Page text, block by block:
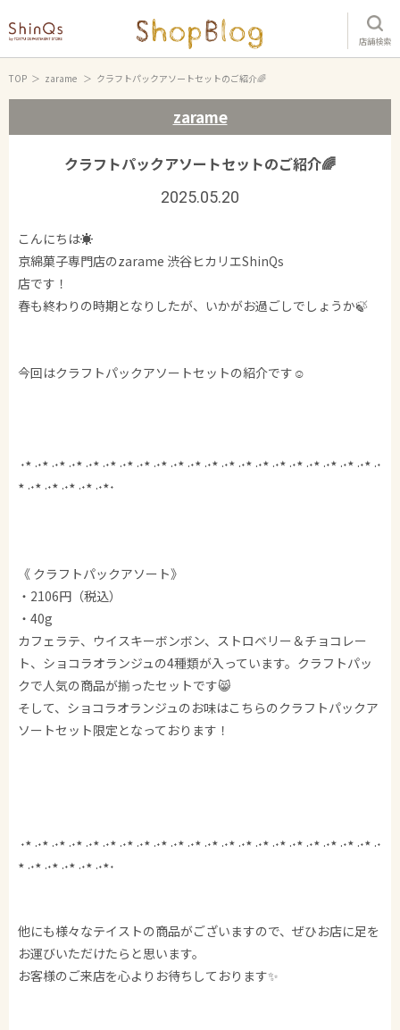
店舗検索
TOP zarame クラフトパックアソートセットのご紹介🌈
zarame
クラフトパックアソートセットのご紹介🌈
2025.05.20
こんにちは☀️
京綿菓子専門店のzarame 渋谷ヒカリエShinQs
店です！
春も終わりの時期となりしたが、いかがお過ごしでしょうか🍃
今回はクラフトパックアソートセットの紹介です☺️
˖٭ .‎˖٭ .‎˖٭ .‎˖٭ .‎˖٭ .‎˖٭ .‎˖٭ .‎˖٭ .‎˖٭ .‎˖٭ .‎˖٭ .‎˖٭ .‎˖٭ .‎˖٭ .‎˖٭ .‎˖٭ .‎˖٭ .‎˖٭ .‎˖٭ .‎˖٭ .‎˖٭ .‎˖
٭ .‎˖٭ .‎˖٭ .‎˖٭ .‎˖٭ .‎˖٭˖
《 クラフトパックアソート》
・2106円（税込）
・40g
カフェラテ、ウイスキーボンボン、ストロベリー＆チョコレー
ト、ショコラオランジュの4種類が入っています。クラフトパッ
クで人気の商品が揃ったセットです😸
そして、ショコラオランジュのお味はこちらのクラフトパックア
ソートセット限定となっております！
˖٭ .‎˖٭ .‎˖٭ .‎˖٭ .‎˖٭ .‎˖٭ .‎˖٭ .‎˖٭ .‎˖٭ .‎˖٭ .‎˖٭ .‎˖٭ .‎˖٭ .‎˖٭ .‎˖٭ .‎˖٭ .‎˖٭ .‎˖٭ .‎˖٭ .‎˖٭ .‎˖٭ .‎˖
٭ .‎˖٭ .‎˖٭ .‎˖٭ .‎˖٭ .‎˖٭˖
他にも様々なテイストの商品がございますので、ぜひお店に足を
お運びいただけたらと思います。
お客様のご来店を心よりお待ちしております✨